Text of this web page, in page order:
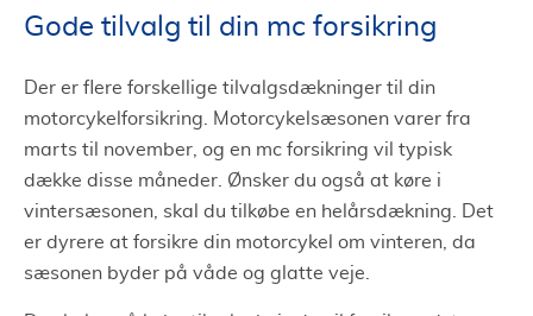
Gode tilvalg til din mc forsikring
Der er flere forskellige tilvalgsdækninger til din
motorcykelforsikring. Motorcykelsæsonen varer fra
marts til november, og en mc forsikring vil typisk
dække disse måneder. Ønsker du også at køre i
vintersæsonen, skal du tilkøbe en helårsdækning. Det
er dyrere at forsikre din motorcykel om vinteren, da
sæsonen byder på våde og glatte veje.